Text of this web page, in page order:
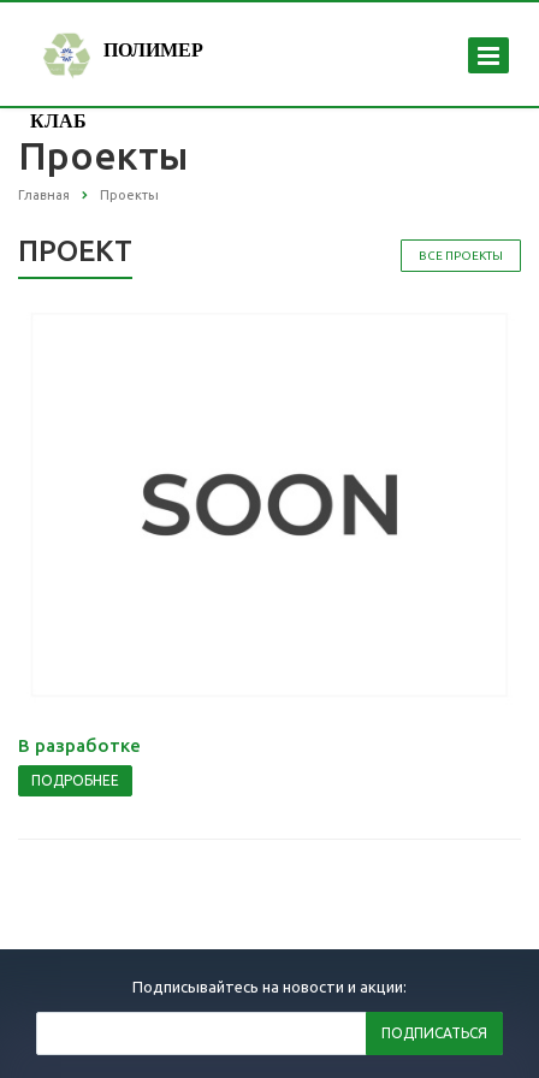
ПОЛИМЕР
КЛАБ
Проекты
Главная Проекты
ВСЕ ПРОЕКТЫ
ПРОЕКТ
В разработке
ПОДРОБНЕЕ
Подписывайтесь на новости и акции: